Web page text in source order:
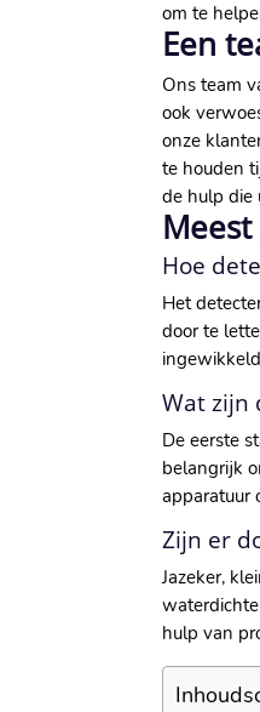
om te
Een
Ons team
ook
onze
te houden
de hulp die
Hoe
Het
door te
Wat zijn
De eerste
belangrijk
apparatuur
Zijn er
Jazeker,
hulp van